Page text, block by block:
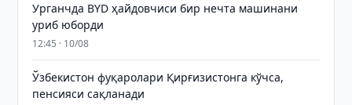
Урганчда BYD ҳайдовчиси бир нечта машинани
уриб юборди
12:45 · 10/08
Ўзбекистон фуқаролари Қирғизистонга кўчса,
пенсияси сақланади